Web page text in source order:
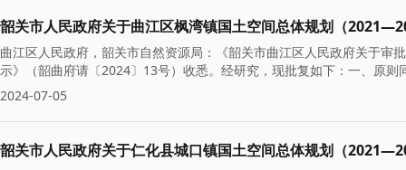
韶关市人民政府关于曲江区枫湾镇国土空间总体规划（
曲江区人民政府，韶关市自然资源局：《韶关市曲江区人民政府关于
示》（韶曲府请〔2024〕13号）收悉。经研究，现批复如下：一、原
2024-07-05
韶关市人民政府关于仁化县城口镇国土空间总体规划（